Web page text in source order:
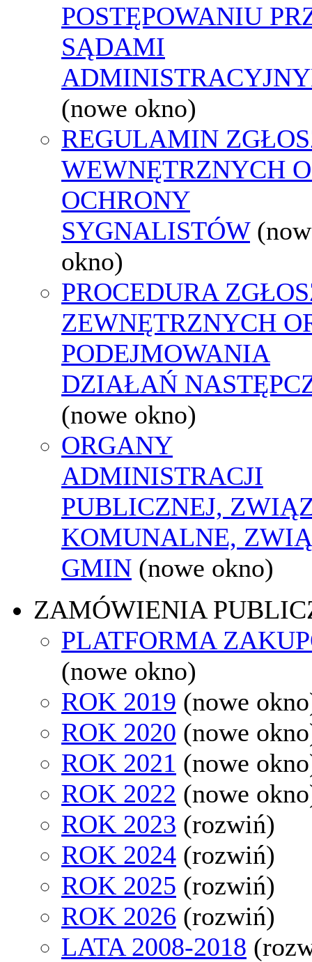
POSTĘPOWANIU
SĄDAMI
(nowe okno)
REGULAMIN
WEWNĘTRZNYCH
OCHRONY
SYGNALISTÓW
okno)
PROCEDURA
ZEWNĘTRZNYCH
PODEJMOWANIA
DZIAŁAŃ
(nowe okno)
ORGANY
ADMINISTRACJI
PUBLICZNEJ,
KOMUNALNE,
GMIN (nowe okno)
ZAMÓWIENIA
PLATFORMA
(nowe okno)
ROK 2019 (nowe
ROK 2020 (nowe
ROK 2021 (nowe
ROK 2022 (nowe
ROK 2023 (rozwiń)
ROK 2024 (rozwiń)
ROK 2025 (rozwiń)
ROK 2026 (rozwiń)
LATA 2008-2018